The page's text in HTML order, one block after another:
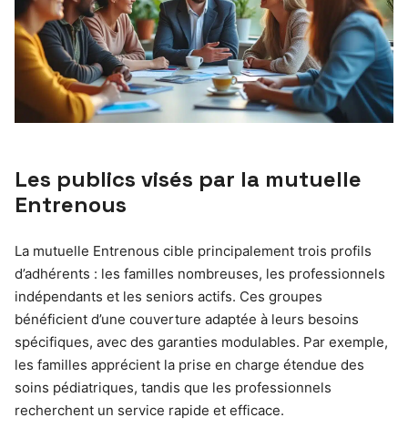
Les publics visés par la mutuelle
Entrenous
La mutuelle Entrenous cible principalement trois profils
d’adhérents : les familles nombreuses, les professionnels
indépendants et les seniors actifs. Ces groupes
bénéficient d’une couverture adaptée à leurs besoins
spécifiques, avec des garanties modulables. Par exemple,
les familles apprécient la prise en charge étendue des
soins pédiatriques, tandis que les professionnels
recherchent un service rapide et efficace.